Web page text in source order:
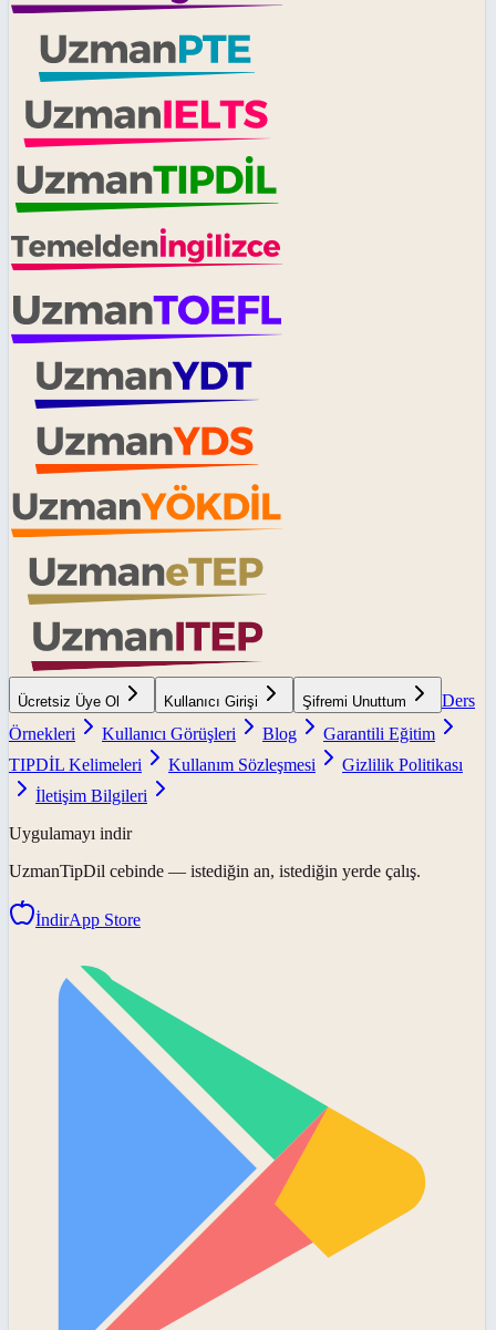
Ücretsiz Üye Ol Kullanıcı Girişi Şifremi Unuttum
Ders
Örnekleri
Kullanıcı Görüşleri Blog
Garantili Eğitim
TIPDİL Kelimeleri
Kullanım Sözleşmesi
Gizlilik Politikası
İletişim Bilgileri
Uygulamayı indir
UzmanTipDil cebinde — istediğin an, istediğin yerde çalış.
İndirApp Store